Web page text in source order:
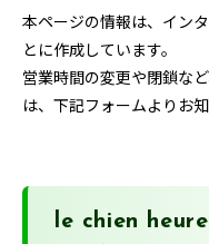
本ページの情報は、イン
とに作成しています。
営業時間の変更や閉鎖な
は、下記フォームよりお
le chien